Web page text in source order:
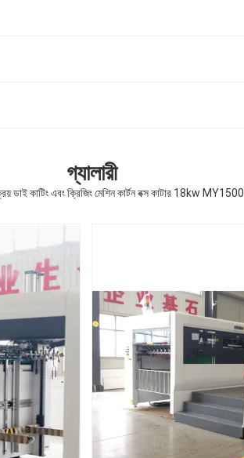
গ্যালারী
ডাই কাটিং এবং ক্রিজিং মেশিন কার্টন বক্স কাটার 18kw MY1500